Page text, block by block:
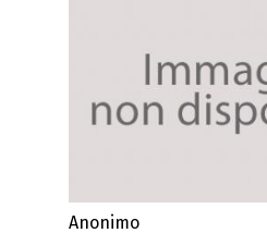
Anonimo